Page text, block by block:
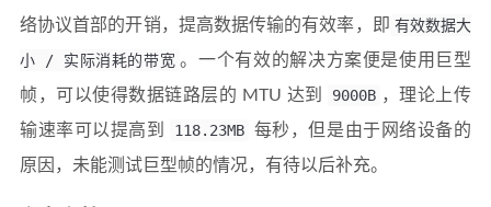
络协议首部的开销，提高数据传输的有效率，即 有效数据大
小 / 实际消耗的带宽 。一个有效的解决方案便是使用巨型
帧，可以使得数据链路层的 MTU 达到
9000B ，理论上传
输速率可以提高到
118.23MB 每秒，但是由于网络设备的
原因，未能测试巨型帧的情况，有待以后补充。